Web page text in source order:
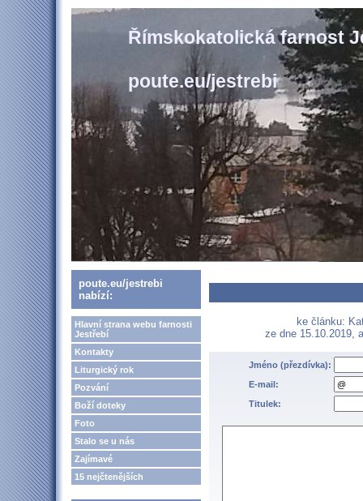
Římskokatolická farnost
poute.eu/jestrebi
poute.eu/jestrebi
nabízí:
Hlavní strana webu farnosti
Jestřebí
Kontakty
Liturgický rok
Pozvání
Boží doteky
Foto
Stalo se u nás
Zajímavé
15 nejčtenějších
ke článku:
ze dne 15.10.2019,
Jméno (přezdívka):
E-mail:
Titulek: